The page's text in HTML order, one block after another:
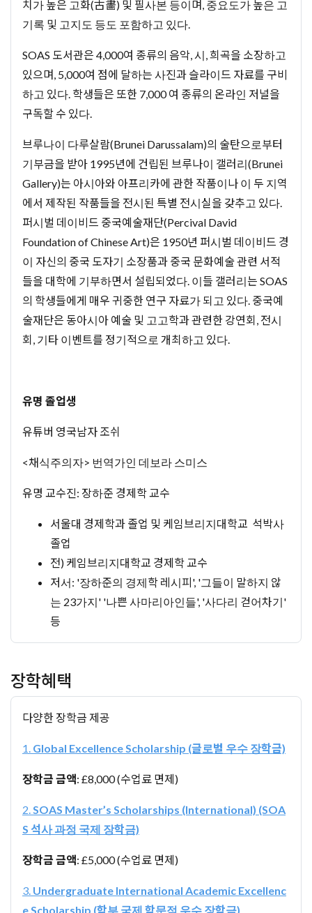
치가 높은 고화(古畵) 및 필사본 등이며, 중요도가 높은 고
기록 및 고지도 등도 포함하고 있다.
SOAS 도서관은 4,000여 종류의 음악, 시, 희곡을 소장하고
있으며, 5,000여 점에 달하는 사진과 슬라이드 자료를 구비
하고 있다. 학생들은 또한 7,000 여 종류의 온라인 저널을
구독할 수 있다.
브루나이 다루살람(Brunei Darussalam)의 술탄으로부터
기부금을 받아 1995년에 건립된 브루나이 갤러리(Brunei
Gallery)는 아시아와 아프리카에 관한 작품이나 이 두 지역
에서 제작된 작품들을 전시된 특별 전시실을 갖추고 있다.
퍼시벌 데이비드 중국예술재단(Percival David
Foundation of Chinese Art)은 1950년 퍼시벌 데이비드 경
이 자신의 중국 도자기 소장품과 중국 문화예술 관련 서적
들을 대학에 기부하면서 설립되었다. 이들 갤러리는 SOAS
의 학생들에게 매우 귀중한 연구 자료가 되고 있다. 중국예
술재단은 동아시아 예술 및 고고학과 관련한 강연회, 전시
회, 기타 이벤트를 정기적으로 개최하고 있다.
유명 졸업생
유튜버 영국남자 조쉬
<채식주의자> 번역가인 데보라 스미스
유명 교수진: 장하준 경제학 교수
서울대 경제학과 졸업 및 케임브리지대학교 석박사
졸업
전) 케임브리지대학교 경제학 교수
저서: '장하준의 경제학 레시피', '그들이 말하지 않
는 23가지' '나쁜 사마리아인들', '사다리 걷어차기'
등
장학혜택
다양한 장학금 제공
1. Global Excellence Scholarship (글로벌 우수 장학금)
장학금 금액: £8,000 (수업료 면제)
2. SOAS Master’s Scholarships (International) (SOA
S 석사 과정 국제 장학금)
장학금 금액: £5,000 (수업료 면제)
3. Undergraduate International Academic Excellenc
e Scholarship (학부 국제 학문적 우수 장학금)